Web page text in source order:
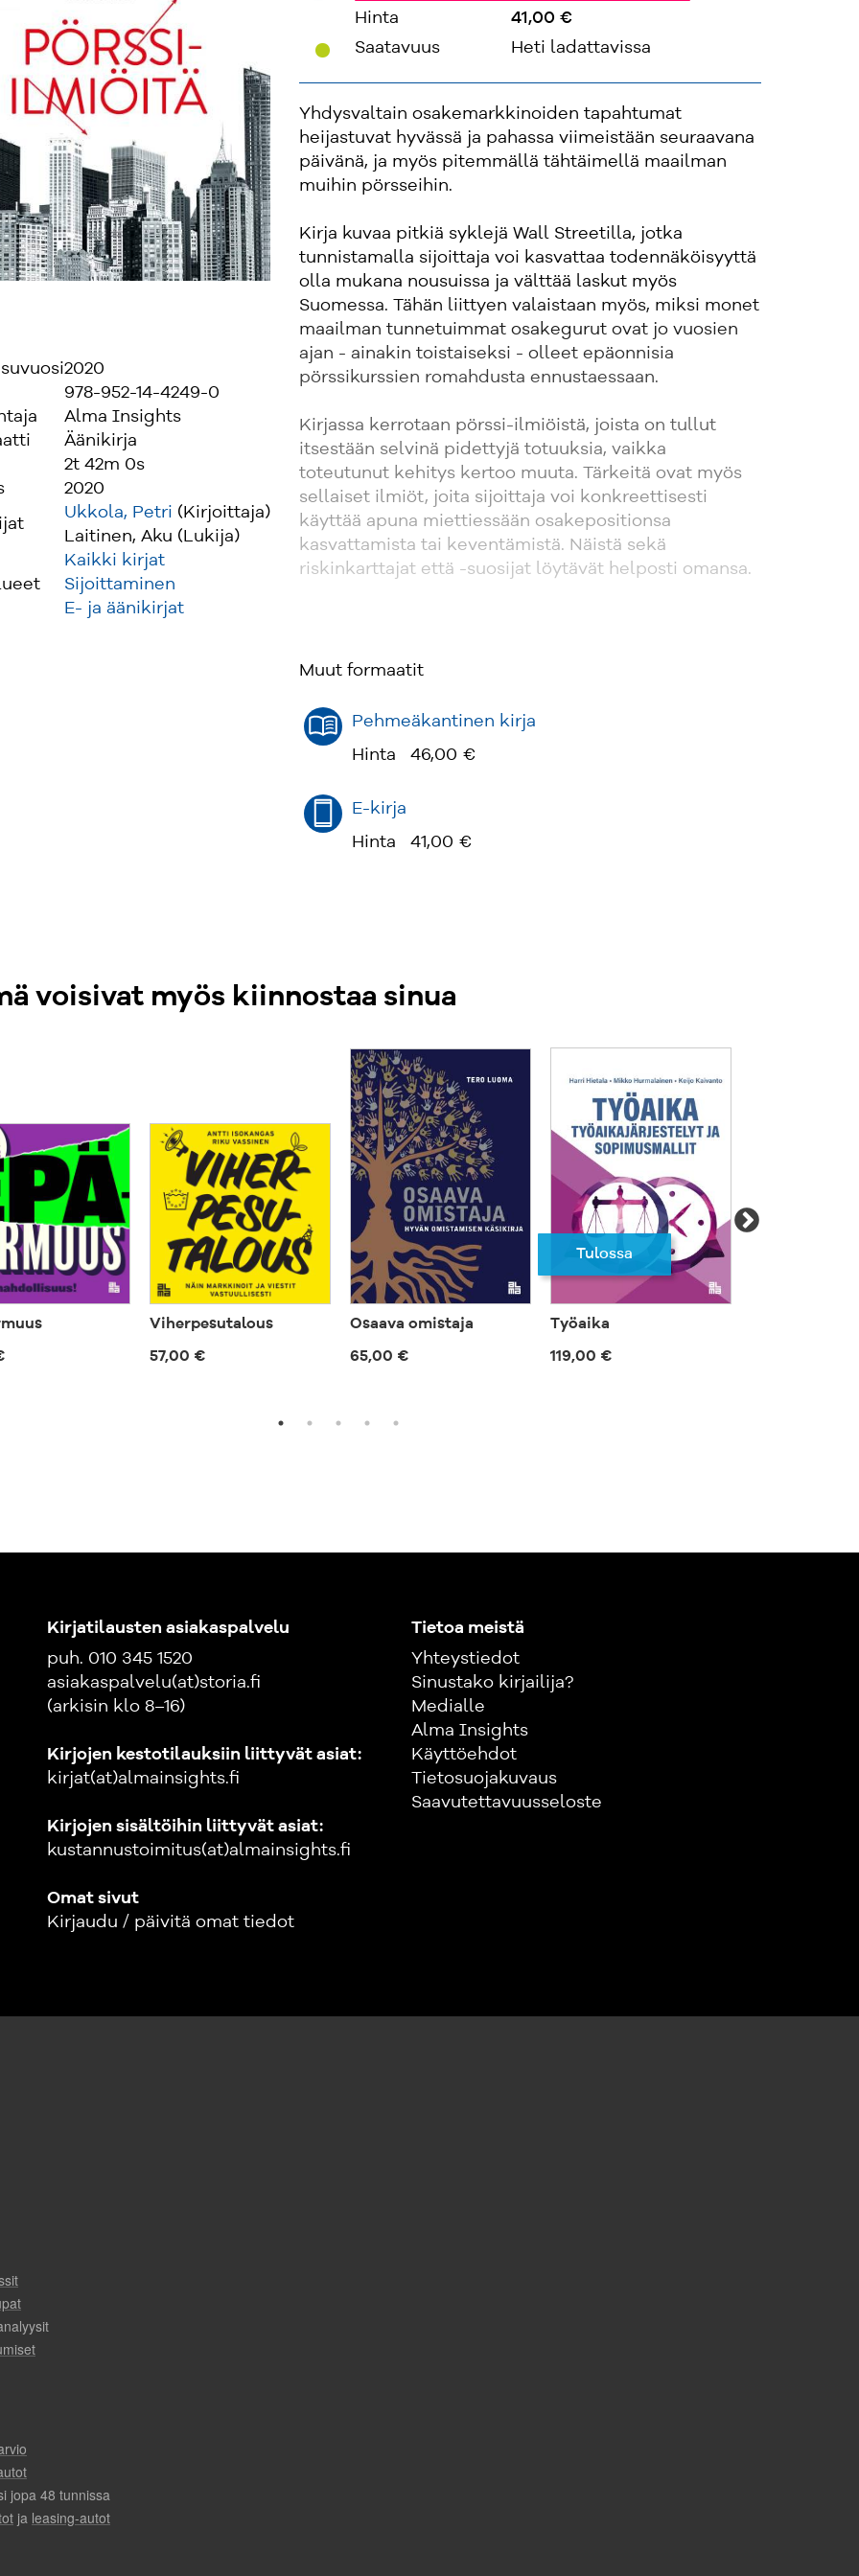
2020
978-952-14-4249-0
Alma Insights
Äänikirja
2t 42m 0s
2020
Ukkola, Petri (Kirjoittaja)
Laitinen, Aku (Lukija)
Kaikki kirjat
Sijoittaminen
E- ja äänikirjat
Hinta
41,00 €
Saatavuus
Heti ladattavissa
Yhdysvaltain osakemarkkinoiden tapahtumat
heijastuvat hyvässä ja pahassa viimeistään seuraavana
päivänä, ja myös pitemmällä tähtäimellä maailman
muihin pörsseihin.
Kirja kuvaa pitkiä syklejä Wall Streetilla, jotka
tunnistamalla sijoittaja voi kasvattaa todennäköisyyttä
olla mukana nousuissa ja välttää laskut myös
Suomessa. Tähän liittyen valaistaan myös, miksi monet
maailman tunnetuimmat osakegurut ovat jo vuosien
ajan - ainakin toistaiseksi - olleet epäonnisia
pörssikurssien romahdusta ennustaessaan.
Kirjassa kerrotaan pörssi-ilmiöistä, joista on tullut
itsestään selvinä pidettyjä totuuksia, vaikka
toteutunut kehitys kertoo muuta. Tärkeitä ovat myös
sellaiset ilmiöt, joita sijoittaja voi konkreettisesti
käyttää apuna miettiessään osakepositionsa
kasvattamista tai keventämistä. Näistä sekä
riskinkarttajat että -suosijat löytävät helposti omansa.
Muut formaatit
Pehmeäkantinen kirja
Hinta
46,00 €
E-kirja
Hinta
41,00 €
voisivat myös kiinnostaa sinua
Viherpesutalous
57,00 €
Osaava omistaja
65,00 €
Tulossa
Työaika
119,00 €
Kirjatilausten asiakaspalvelu
puh. 010 345 1520
asiakaspalvelu(at)storia.fi
(arkisin klo 8–16)
Kirjojen kestotilauksiin liittyvät asiat:
kirjat(at)almainsights.fi
Kirjojen sisältöihin liittyvät asiat:
kustannustoimitus(at)almainsights.fi
Omat sivut
Kirjaudu / päivitä omat tiedot
Tietoa meistä
Yhteystiedot
Sinustako kirjailija?
Medialle
Alma Insights
Käyttöehdot
Tietosuojakuvaus
Saavutettavuusseloste